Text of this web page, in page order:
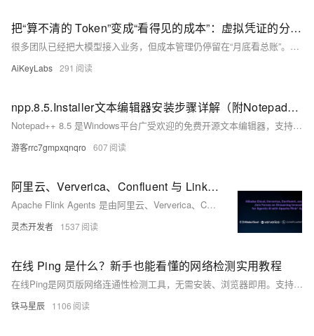
把“算不清的 Token”变成“看得见的成本”：虚拟凭证的分钟级归因实践
很多团队已经把大模型接入业务，但成本管理仍停留在“月底看总账”。本文从工程落地角度，分享一套“虚拟凭证 + 运行时注入 + 请求级审计”的治理方案，用最小改造实现 AI 成本可见、可控、可追溯。
AiKeyLabs 291
npp.8.5.Installer文本编辑器安装步骤详解（附Notepad++配置与插件安装教程）
Notepad++ 8.5 是Windows平台广受欢迎的免费开源文本编辑器，支持语法高亮、多标签页、代码折叠等功能，远超系统记事本。本文详解其安装流程：下载安装包、以管理员身份运行、选择中文界面、自定义安装路径与组件，并快速启动验证。
游客rrc7gmpxqnqro 607
阿里云、Ververica、Confluent 与 LinkedIn 携手推进流式创新，共筑基于 Apache Flink Agents 的智能体 AI 未来
Apache Flink Agents 是由阿里云、Ververica、Confluent 与 LinkedIn 联合推出的开源子项目，旨在基于 Flink 构建可扩展、事件驱动的生产级 AI 智能体框架，实现数据与智能的实时融合。
灵杰开发者 1537
在线 Ping 是什么？新手也能看懂的网络检测实用教程
在线Ping是网页版网络连通性检测工具，无需安装、浏览器即用。支持多节点、多协议（ICMP/TCP）探测，可快速诊断延迟、丢包、线路稳定性及地域访问差异，广泛用于建站自查、故障排查与网络优化。（239字）
铁马星辰 1106